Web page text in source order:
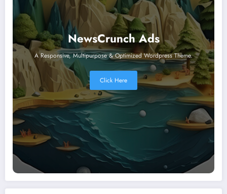
NewsCrunch Ads
A Responsive, Multipurpose & Optimized Wordpress Theme.
Click Here